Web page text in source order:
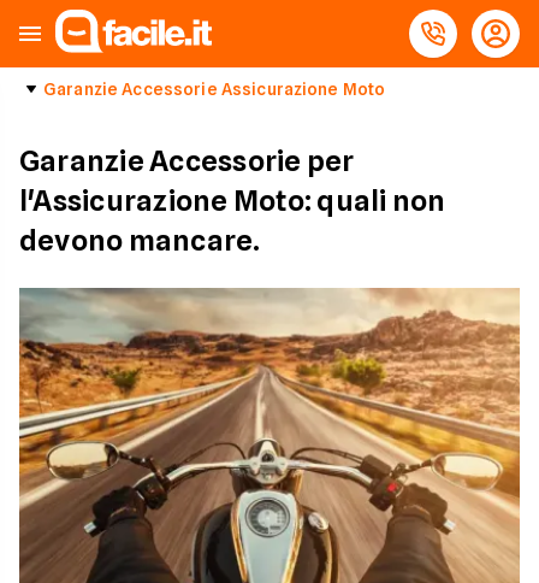
Garanzie Accessorie Assicurazione Moto
Garanzie Accessorie per
l'Assicurazione Moto: quali non
devono mancare.